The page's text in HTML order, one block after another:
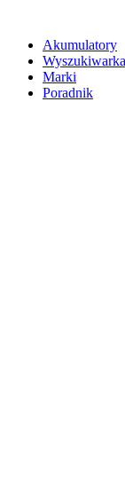
Akumulatory
Marki
Poradnik